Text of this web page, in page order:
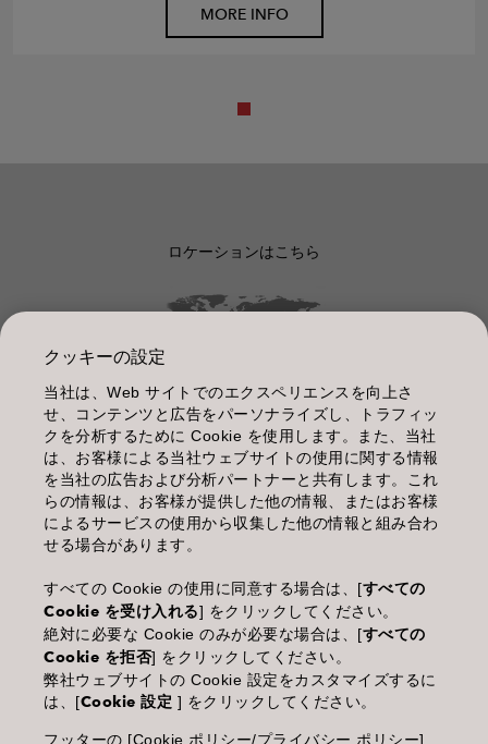
MORE INFO
ロケーションはこちら
管理情報
利用規約
個人情報保護指針
化粧品等の使用上の注意
(土・日・休日を除く 9:00-12:00 / 13:00-17:00)
※年末年始休業；12/30~1/4
クッキーの設定
当社は、Web サイトでのエクスペリエンスを向上さ
せ、コンテンツと広告をパーソナライズし、トラフィッ
クを分析するために Cookie を使用します。また、当社
は、お客様による当社ウェブサイトの使用に関する情報
を当社の広告および分析パートナーと共有します。これ
らの情報は、お客様が提供した他の情報、またはお客様
によるサービスの使用から収集した他の情報と組み合わ
せる場合があります。
すべての Cookie の使用に同意する場合は、[すべての
Cookie を受け入れる] をクリックしてください。
絶対に必要な Cookie のみが必要な場合は、[すべての
Cookie を拒否] をクリックしてください。
弊社ウェブサイトの Cookie 設定をカスタマイズするに
は、[Cookie 設定 ] をクリックしてください。
フッターの [Cookie ポリシー/プライバシー ポリシー]